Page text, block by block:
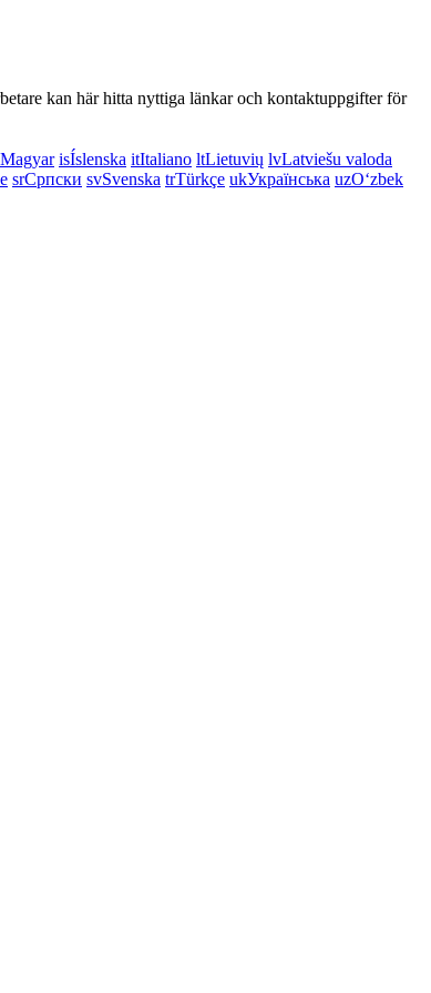
kan här hitta nyttiga länkar och kontaktuppgifter för
Magyar isÍslenska itItaliano ltLietuvių lvLatviešu valoda
srСрпски svSvenska trTürkçe ukУкраїнська uzOʻzbek